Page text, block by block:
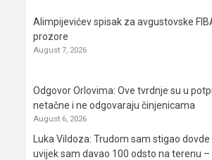
Alimpijevićev spisak za avgustovske
prozore
August 7, 2026
Odgovor Orlovima: ​Ove tvrdnje su u
netačne i ne odgovaraju činjenicama
August 6, 2026
Luka Vildoza: Trudom sam stigao dovde
uvijek sam davao 100 odsto na terenu –